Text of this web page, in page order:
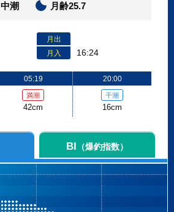
中潮 月齢25.7
月出
月入
16:24
05:19
満潮
42cm
20:00
干潮
16cm
BI （爆釣指数）